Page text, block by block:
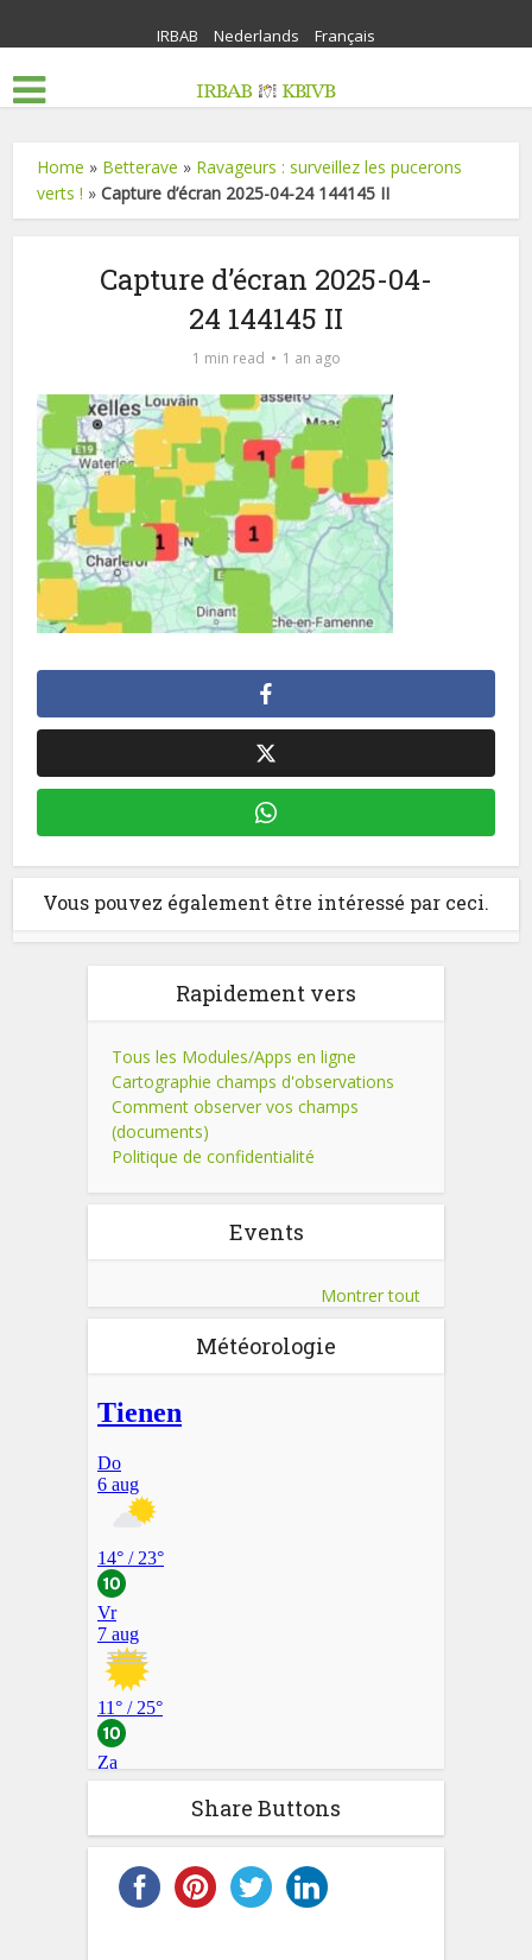
IRBAB Nederlands Français
Home » Betterave » Ravageurs : surveillez les pucerons
verts ! »Capture d’écran 2025-04-24 144145 II
Capture d’écran 2025-04-
24 144145 II
1 min read 1 an ago
Vous pouvez également être intéressé par ceci.
Rapidement vers
Tous les Modules/Apps en ligne
Cartographie champs d'observations
Comment observer vos champs
(documents)
Politique de confidentialité
Events
Montrer tout
Météorologie
Share Buttons